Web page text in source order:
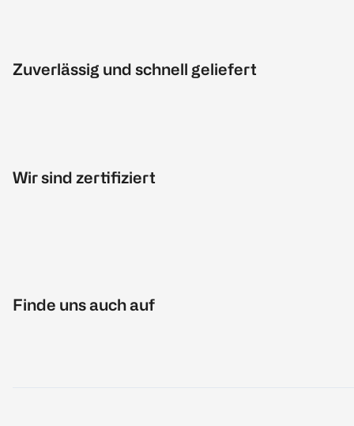
Zuverlässig und schnell geliefert
Wir sind zertifiziert
Finde uns auch auf